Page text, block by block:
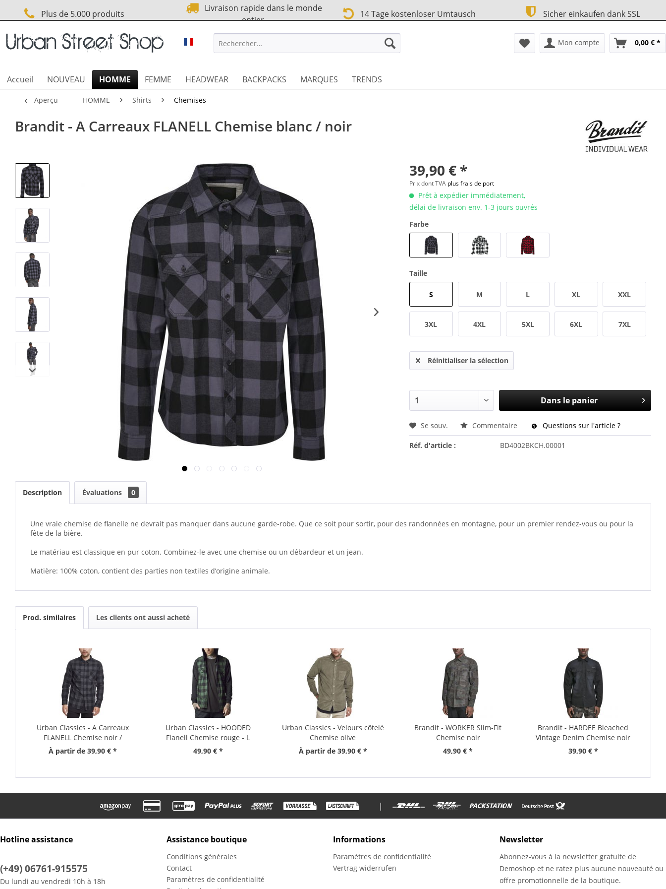
Plus de 5.000 produits
Livraison rapide dans le monde
entier
14 Tage kostenloser Umtausch Sicher einkaufen dank SSL
URBAN STREET FR Mon compte 0,00 € *
Accueil NOUVEAU HOMME FEMME HEADWEAR BACKPACKS MARQUES TRENDS
Aperçu HOMME Shirts Chemises
Brandit - A Carreaux FLANELL Chemise blanc / noir
39,90 € *
Prix dont TVA plus frais de port
Prêt à expédier immédiatement,
délai de livraison env. 1-3 jours ouvrés
Farbe
Taille
S M L XL XXL
3XL 4XL 5XL 6XL 7XL
Réinitialiser la sélection
Dans le panier
Se souv. Commentaire Questions sur l'article ?
Réf. d'article : BD4002BKCH.00001
Description Évaluations 0
Une vraie chemise de flanelle ne devrait pas manquer dans aucune garde-robe. Que ce soit pour sortir, pour des randonnées en montagne, pour un premier rendez-vous ou pour la
fête de la bière.
Le matériau est classique en pur coton. Combinez-le avec une chemise ou un débardeur et un jean.
Matière: 100% coton, contient des parties non textiles d’origine animale.
Prod. similaires Les clients ont aussi acheté
Urban Classics - A Carreaux
FLANELL Chemise noir /
bordeaux
À partir de 39,90 € *
Urban Classics - HOODED
Flanell Chemise rouge - L
49,90 € *
Urban Classics - Velours côtelé
Chemise olive
À partir de 39,90 € *
Brandit - WORKER Slim-Fit
Chemise noir
49,90 € *
Brandit - HARDEE Bleached
Vintage Denim Chemise noir
39,90 € *
|
Hotline assistance
(+49) 06761-915575
Du lundi au vendredi 10h à 18h
Assistance boutique
Conditions générales
Contact
Paramètres de confidentialité
Informations
Paramètres de confidentialité
Vertrag widerrufen
Newsletter
Abonnez-vous à la newsletter gratuite de
Demoshop et ne ratez plus aucune nouveauté ou
offre promotionnelle de la boutique.